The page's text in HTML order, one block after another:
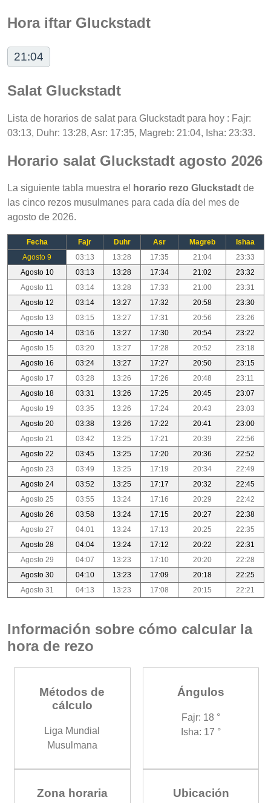
Hora iftar Gluckstadt
21:04
Salat Gluckstadt
Lista de horarios de salat para Gluckstadt para hoy : Fajr:
03:13, Duhr: 13:28, Asr: 17:35, Magreb: 21:04, Isha: 23:33.
Horario salat Gluckstadt agosto 2026
La siguiente tabla muestra el horario rezo Gluckstadt de
las cinco rezos musulmanes para cada día del mes de
agosto de 2026.
Fecha Fajr Duhr Asr Magreb
Ishaa
Agosto 9
03:13 13:28 17:35 21:04
23:33
Agosto 10
03:13 13:28 17:34 21:02
23:32
Agosto 11
03:14 13:28 17:33 21:00
23:31
Agosto 12
03:14 13:27 17:32 20:58
23:30
Agosto 13
03:15 13:27 17:31 20:56
23:26
Agosto 14
03:16 13:27 17:30 20:54
23:22
Agosto 15
03:20 13:27 17:28 20:52
23:18
Agosto 16
03:24 13:27 17:27 20:50
23:15
Agosto 17
03:28 13:26 17:26 20:48
23:11
Agosto 18
03:31 13:26 17:25 20:45
23:07
Agosto 19
03:35 13:26 17:24 20:43
23:03
Agosto 20
03:38 13:26 17:22 20:41
23:00
Agosto 21
03:42 13:25 17:21 20:39
22:56
Agosto 22
03:45 13:25 17:20 20:36
22:52
Agosto 23
03:49 13:25 17:19 20:34
22:49
Agosto 24
03:52 13:25 17:17 20:32
22:45
Agosto 25
03:55 13:24 17:16 20:29
22:42
Agosto 26
03:58 13:24 17:15 20:27
22:38
Agosto 27
04:01 13:24 17:13 20:25
22:35
Agosto 28
04:04 13:24 17:12 20:22
22:31
Agosto 29
04:07 13:23 17:10 20:20
22:28
Agosto 30
04:10 13:23 17:09 20:18
22:25
Agosto 31
04:13 13:23 17:08 20:15 22:21
Información sobre cómo calcular la
hora de rezo
Métodos de
cálculo
Liga Mundial
Musulmana
Ángulos
Fajr: 18 °
Isha: 17 °
Zona horaria Ubicación